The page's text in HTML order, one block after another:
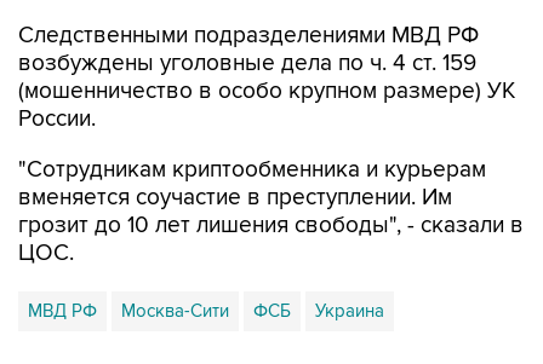
Следственными подразделениями МВД РФ
возбуждены уголовные дела по ч. 4 ст. 159
(мошенничество в особо крупном размере) УК
России.
"Сотрудникам криптообменника и курьерам
вменяется соучастие в преступлении. Им
грозит до 10 лет лишения свободы", - сказали в
ЦОС.
МВД РФ Москва-Сити ФСБ Украина